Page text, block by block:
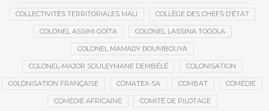
COLLECTIVITÉS TERRITORIALES MALI COLLÈGE DES CHEFS D’ÉTAT
COLONEL ASSIMI GOÏTA COLONEL LASSINA TOGOLA
COLONEL MAMADY DOUMBOUYA
COLONEL-MAJOR SOULEYMANE DEMBÉLÉ COLONISATION
COLONISATION FRANÇAISE COMATEX-SA COMBAT COMÉDIE
COMÉDIE AFRICAINE COMITÉ DE PILOTAGE